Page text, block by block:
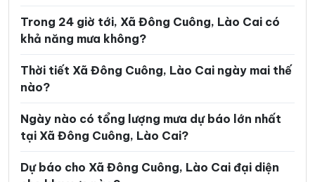
Xã Mỏ Vàng
Xã Mường Bo Xã Mường Hum
Xã Mường Khương
Xã Nậm Chày Xã Nậm Có
Xã Nậm Xé Xã Nghĩa Đô
Xã Nghĩa Tâm Xã Ngũ Chỉ Sơn
Trong 24 giờ tới, Xã Đông Cuông, Lào Cai có
khả năng mưa không?
Thời tiết Xã Đông Cuông, Lào Cai ngày mai thế
nào?
Ngày nào có tổng lượng mưa dự báo lớn nhất
tại Xã Đông Cuông, Lào Cai?
Dự báo cho Xã Đông Cuông, Lào Cai đại diện